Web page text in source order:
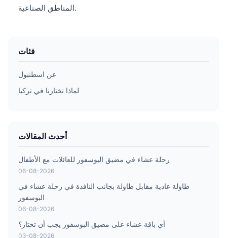
المناطق الصناعية.
فئات
عن اسطنبول
لماذا تختارنا في تركيا
أحدث المقالات
رحلة عشاء في مضيق البوسفور للعائلات مع الأطفال
06-08-2026
طاولة عادية مقابل طاولة بجانب النافذة في رحلة عشاء في
البوسفور
06-08-2026
أي باقة عشاء على مضيق البوسفور يجب أن تختار؟
03-08-2026